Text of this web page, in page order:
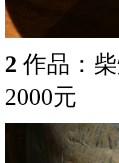
2 作品：
2000元